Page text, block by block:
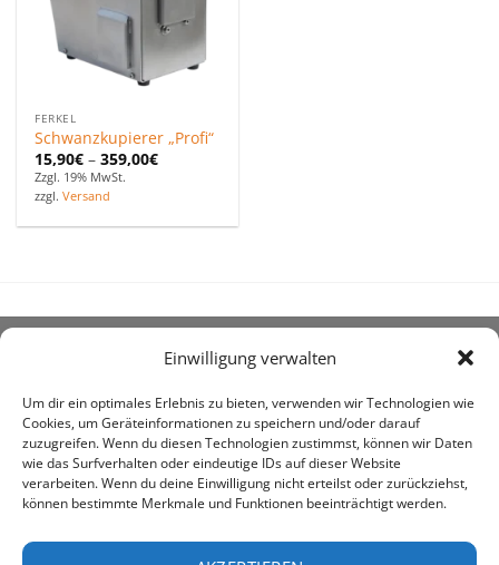
Einwilligung verwalten
Um dir ein optimales Erlebnis zu bieten, verwenden wir Technologien wie
Cookies, um Geräteinformationen zu speichern und/oder darauf
zuzugreifen. Wenn du diesen Technologien zustimmst, können wir Daten
wie das Surfverhalten oder eindeutige IDs auf dieser Website
verarbeiten. Wenn du deine Einwilligung nicht erteilst oder zurückziehst,
können bestimmte Merkmale und Funktionen beeinträchtigt werden.
FERKEL
Schwanzkupierer „Profi“
15,90€ –359,00€
Zzgl. 19% MwSt.
zzgl.Versand
um den Kauf landwirtschaftlicher Bedarfsartikel geht.